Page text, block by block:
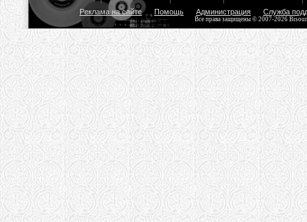
Реклама на сайте Помощь Администрация Служба
Все права защищены © 2007-2026